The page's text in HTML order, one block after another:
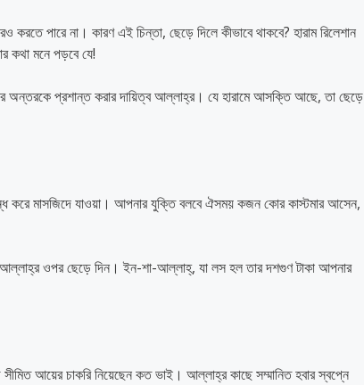
পারে না। কারণ এই চিন্তা, ছেড়ে দিলে কীভাবে থাকবে? হারাম রিলেশান
কথা মনে পড়বে যে!
প্রশান্ত করার দায়িত্ব আল্লাহ্‌র। যে হারামে আসক্তি আছে, তা ছেড়ে
করে মাসজিদে যাওয়া। আপনার যুক্তি বলবে ঐসময় কজন কোর কাস্টমার আসেন,
আল্লাহ্‌র ওপর ছেড়ে দিন। ইন-শা-আল্লাহ্‌, যা লস হল তার দশগুণ টাকা আপনার
আয়ের চাকরি নিয়েছেন কত ভাই। আল্লাহ্‌র কাছে সম্মানিত হবার স্বপ্নে